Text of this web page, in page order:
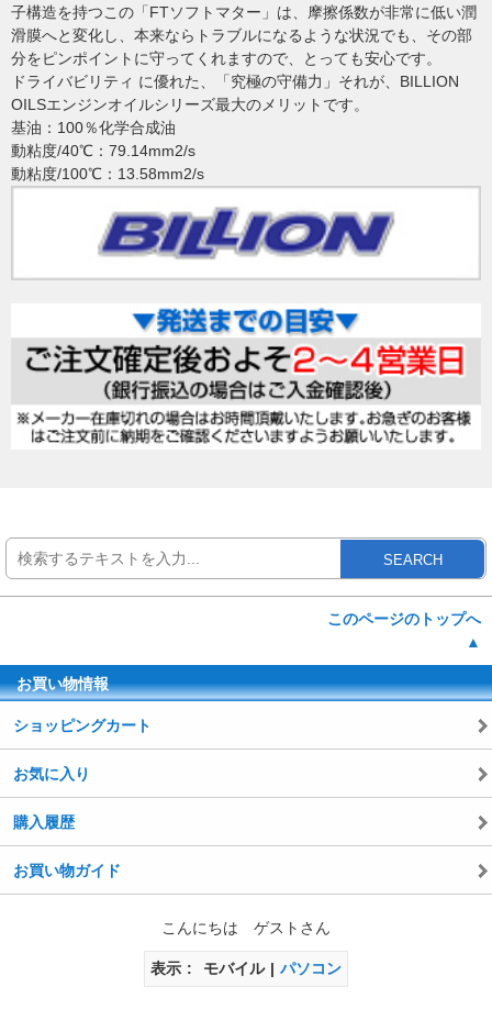
子構造を持つこの「FTソフトマター」は、摩擦係数が非常に低い潤
滑膜へと変化し、本来ならトラブルになるような状況でも、その部
分をピンポイントに守ってくれますので、とっても安心です。
ドライバビリティ に優れた、「究極の守備力」それが、BILLION
OILSエンジンオイルシリーズ最大のメリットです。
基油：100％化学合成油
動粘度/40℃：79.14mm2/s
動粘度/100℃：13.58mm2/s
SEARCH
このページのトップへ
▲
お買い物情報
ショッピングカート
お気に入り
購入履歴
お買い物ガイド
こんにちは ゲストさん
表示 モバイル パソコン